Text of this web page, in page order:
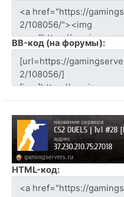
BB-код (на форумы):
HTML-код: